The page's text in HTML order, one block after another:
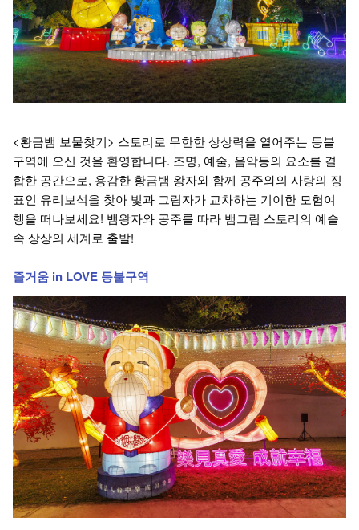
<황금뱀 보물찾기> 스토리로 무한한 상상력을 열어주는 등불
구역에 오신 것을 환영합니다. 조명, 예술, 음악등의 요소를 결
합한 공간으로, 용감한 황금뱀 왕자와 함께 공주와의 사랑의 징
표인 유리보석을 찾아 빛과 그림자가 교차하는 기이한 모험여
행을 떠나보세요! 뱀왕자와 공주를 따라 뱀그림 스토리의 예술
속 상상의 세계로 출발!
즐거움 in LOVE 등불구역